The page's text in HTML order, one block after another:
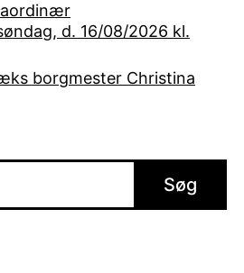
d. 16/08/2026 kl.
borgmester Christina
Søg